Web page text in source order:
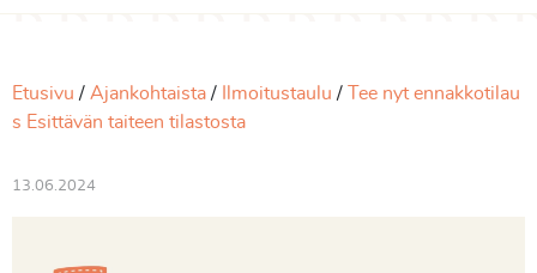
Etusivu Ajankohtaista Ilmoitustaulu
Tee nyt ennakkotilau
s Esittävän taiteen tilastosta
13.06.2024